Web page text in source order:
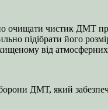
очищати чистик ДМТ
підібрати його
від атмосферних
ДМТ, який